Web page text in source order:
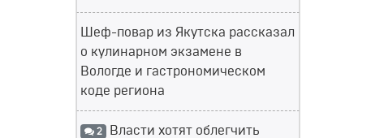
Шеф-повар из Якутска рассказал
о кулинарном экзамене в
Вологде и гастрономическом
коде региона
2 Власти хотят облегчить